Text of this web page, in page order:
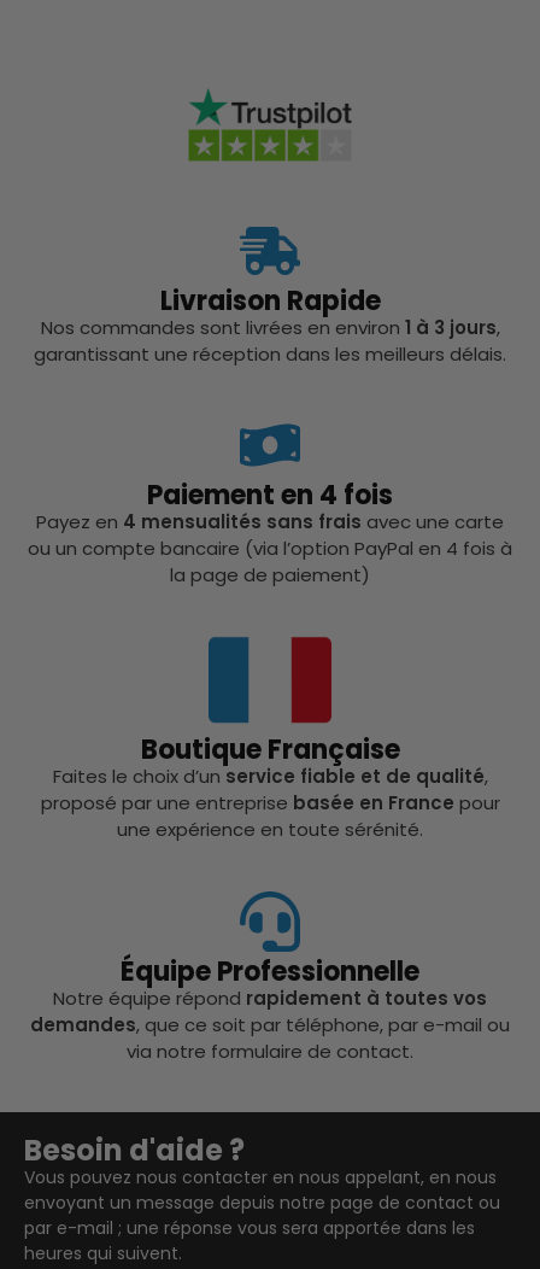
Livraison Rapide
Nos commandes sont livrées en environ 1 à 3 jours,
garantissant une réception dans les meilleurs délais.
Paiement en 4 fois
Payez en 4 mensualités sans frais avec une carte
ou un compte bancaire (via l’option PayPal en 4 fois à
la page de paiement)
Boutique Française
Faites le choix d’un service fiable et de qualité,
proposé par une entreprise basée en France pour
une expérience en toute sérénité.
Équipe Professionnelle
Notre équipe répond rapidement à toutes vos
demandes, que ce soit par téléphone, par e-mail ou
via notre formulaire de contact.
Besoin d'aide ?
Vous pouvez nous contacter en nous appelant, en nous
envoyant un message depuis notre page de contact ou
par e-mail ; une réponse vous sera apportée dans les
heures qui suivent.